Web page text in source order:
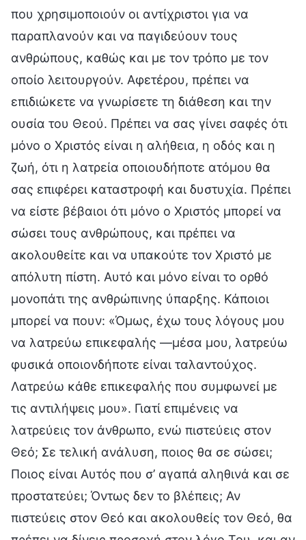
που χρησιμοποιούν οι αντίχριστοι για να
παραπλανούν και να παγιδεύουν τους
ανθρώπους, καθώς και με τον τρόπο με τον
οποίο λειτουργούν. Αφετέρου, πρέπει να
επιδιώκετε να γνωρίσετε τη διάθεση και την
ουσία του Θεού. Πρέπει να σας γίνει σαφές ότι
μόνο ο Χριστός είναι η αλήθεια, η οδός και η
ζωή, ότι η λατρεία οποιουδήποτε ατόμου θα
σας επιφέρει καταστροφή και δυστυχία. Πρέπει
να είστε βέβαιοι ότι μόνο ο Χριστός μπορεί να
σώσει τους ανθρώπους, και πρέπει να
ακολουθείτε και να υπακούτε τον Χριστό με
απόλυτη πίστη. Αυτό και μόνο είναι το ορθό
μονοπάτι της ανθρώπινης ύπαρξης. Κάποιοι
μπορεί να πουν: «Όμως, έχω τους λόγους μου
να λατρεύω επικεφαλής —μέσα μου, λατρεύω
φυσικά οποιονδήποτε είναι ταλαντούχος.
Λατρεύω κάθε επικεφαλής που συμφωνεί με
τις αντιλήψεις μου». Γιατί επιμένεις να
λατρεύεις τον άνθρωπο, ενώ πιστεύεις στον
Θεό; Σε τελική ανάλυση, ποιος θα σε σώσει;
Ποιος είναι Αυτός που σ’ αγαπά αληθινά και σε
προστατεύει; Όντως δεν το βλέπεις; Αν
πιστεύεις στον Θεό και ακολουθείς τον Θεό, θα